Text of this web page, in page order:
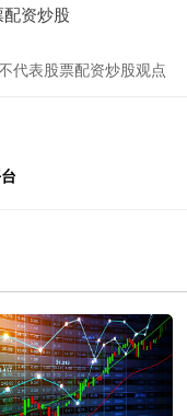
资炒股
代表股票配资炒股观点